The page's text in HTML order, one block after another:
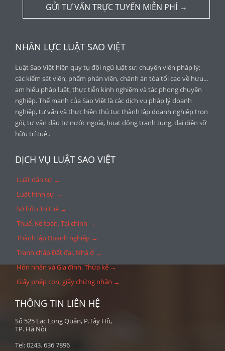
GỬI TƯ VẤN TRỰC TUYẾN MIỄN PHÍ →
NHÂN LỰC LUẬT SAO VIỆT
Luật Sao Việt hiện quy tụ đội ngũ luật sư; chuyên viên pháp lý;
các kiểm sát viên, phẩm phán viên, chánh án tòa tối cao về hưu...
am hiểu pháp luật, thực tiễn kinh nghiệm và tác phong chuyên
nghiệp. Thế mạnh của Sao Việt là các dịch vụ pháp lý doanh
nghiệp, tư vấn và thực hiện thủ tục thành lập doanh nghiệp trọn
gói, tư vấn đầu tư nước ngoài, hoạt động tranh tụng, đại diện sỡ
hữu trí tuệ..
DỊCH VỤ LUẬT SAO VIỆT
Luật dân sự →
Luật hình sự →
Sở hữu Trí tuệ →
Thuế, Kế toán, Tài chính →
Thành lập Doanh nghiệp →
Tranh chấp Đất đai, Nhà ở →
Hôn nhân và Gia đình, Thừa kế →
Giấy phép con, giấy chứng nhận →
THÔNG TIN LIÊN HỆ
Số 525 Lạc Long Quân, P.Tây Hồ,
TP. Hà Nội
Tel: 0243. 636 7896